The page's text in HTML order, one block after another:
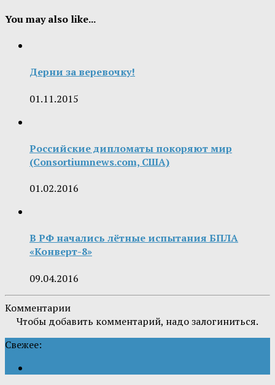
You may also like...
Дерни за веревочку!
01.11.2015
Российские дипломаты покоряют мир
(Consortiumnews.com, США)
01.02.2016
В РФ начались лётные испытания БПЛА
«Конверт-8»
09.04.2016
Комментарии
Чтобы добавить комментарий, надо залогиниться.
Свежее: